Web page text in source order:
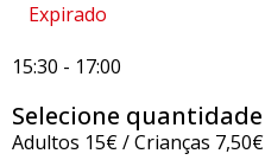
Expirado
15:30 - 17:00
Selecione quantidade
Adultos 15€ / Crianças 7,50€